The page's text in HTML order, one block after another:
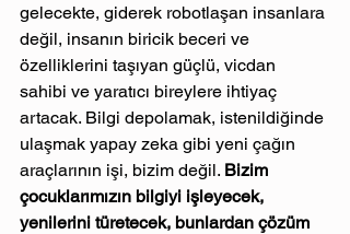
gelecekte, giderek robotlaşan insanlara
değil, insanın biricik beceri ve
özelliklerini taşıyan güçlü, vicdan
sahibi ve yaratıcı bireylere ihtiyaç
artacak. Bilgi depolamak, istenildiğinde
ulaşmak yapay zeka gibi yeni çağın
araçlarının işi, bizim değil. Bizim
çocuklarımızın bilgiyi işleyecek,
yenilerini türetecek, bunlardan çözüm